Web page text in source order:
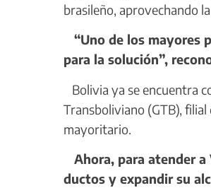
brasileño, aprovechando
“Uno de los mayores
para la solución”,
Bolivia ya se encuentra
Transboliviano (GTB),
mayoritario.
Ahora, para atender a
ductos y expandir su